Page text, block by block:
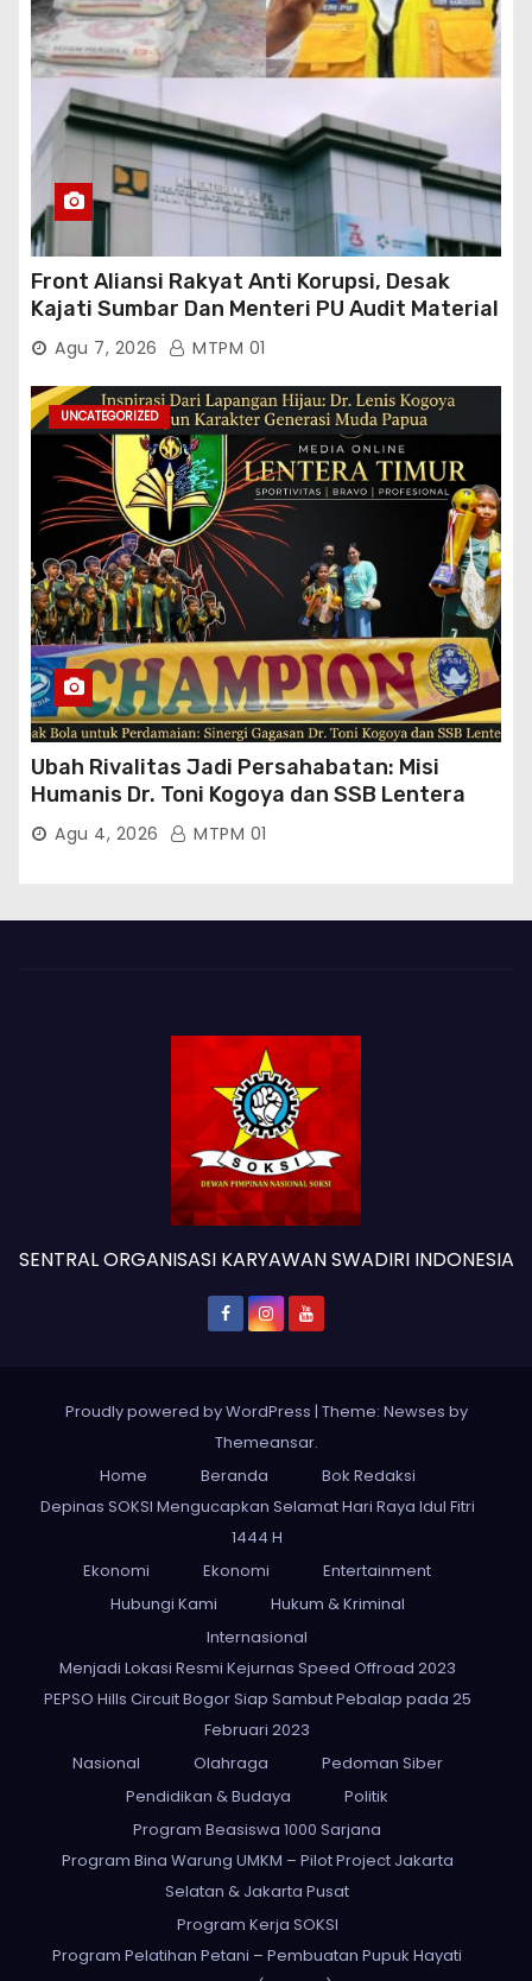
Front Aliansi Rakyat Anti Korupsi, Desak
Kajati Sumbar Dan Menteri PU Audit Material
PT. Brantas Abipraya Kontrak No :
06.Nopember 2025 s.d 31 Maret 2026
Sumber Dana: APBN Nilai Kontrak : Rp
76.130.630.000.00,- Diduga Ka.Balai BWSS V
Padang Tutup Mata
Agu 7, 2026 MTPM 01
UNCATEGORIZED
Ubah Rivalitas Jadi Persahabatan: Misi
Humanis Dr. Toni Kogoya dan SSB Lentera
TimurAgu 4, 2026 MTPM 01
SENTRAL ORGANISASI KARYAWAN SWADIRI INDONESIA
Proudly powered by WordPress | Theme: Newses by
Themeansar.
Home
Beranda
Bok Redaksi
Depinas SOKSI Mengucapkan Selamat Hari Raya Idul Fitri
1444 H
Ekonomi
Ekonomi
Entertainment
Hubungi Kami
Hukum & Kriminal
Internasional
Menjadi Lokasi Resmi Kejurnas Speed Offroad 2023
PEPSO Hills Circuit Bogor Siap Sambut Pebalap pada 25
Februari 2023
Nasional
Olahraga
Pedoman Siber
Pendidikan & Budaya
Politik
Program Beasiswa 1000 Sarjana
Program Bina Warung UMKM – Pilot Project Jakarta
Selatan & Jakarta Pusat
Program Kerja SOKSI
Program Pelatihan Petani – Pembuatan Pupuk Hayati